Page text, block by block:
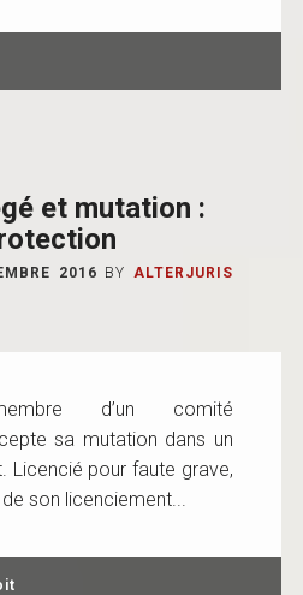
et mutation :
2016 BY ALTERJURIS
d’un comité
sa mutation dans un
Licencié pour faute grave,
son licenciement...